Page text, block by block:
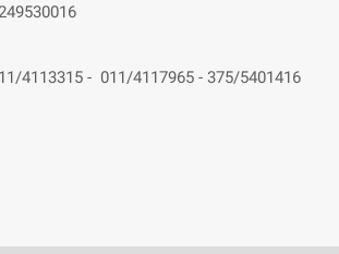
4113315 - 011/4117965 - 375/5401416